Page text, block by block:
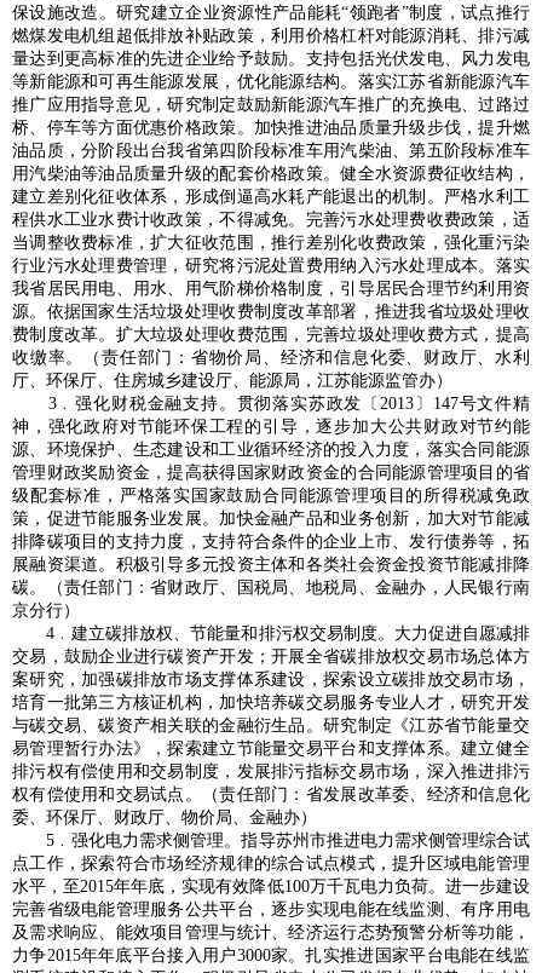
保设施改造。研究建立企业资源性产品能耗“领跑者”制度，试点推行
燃煤发电机组超低排放补贴政策，利用价格杠杆对能源消耗、排污减
量达到更高标准的先进企业给予鼓励。支持包括光伏发电、风力发电
等新能源和可再生能源发展，优化能源结构。落实江苏省新能源汽车
推广应用指导意见，研究制定鼓励新能源汽车推广的充换电、过路过
桥、停车等方面优惠价格政策。加快推进油品质量升级步伐，提升燃
油品质，分阶段出台我省第四阶段标准车用汽柴油、第五阶段标准车
用汽柴油等油品质量升级的配套价格政策。健全水资源费征收结构，
建立差别化征收体系，形成倒逼高水耗产能退出的机制。严格水利工
程供水工业水费计收政策，不得减免。完善污水处理费收费政策，适
当调整收费标准，扩大征收范围，推行差别化收费政策，强化重污染
行业污水处理费管理，研究将污泥处置费用纳入污水处理成本。落实
我省居民用电、用水、用气阶梯价格制度，引导居民合理节约利用资
源。依据国家生活垃圾处理收费制度改革部署，推进我省垃圾处理收
费制度改革。扩大垃圾处理收费范围，完善垃圾处理收费方式，提高
收缴率。（责任部门：省物价局、经济和信息化委、财政厅、水利
厅、环保厅、住房城乡建设厅、能源局，江苏能源监管办）
3﹒强化财税金融支持。贯彻落实苏政发〔2013〕147号文件精
神，强化政府对节能环保工程的引导，逐步加大公共财政对节约能
源、环境保护、生态建设和工业循环经济的投入力度，落实合同能源
管理财政奖励资金，提高获得国家财政资金的合同能源管理项目的省
级配套标准，严格落实国家鼓励合同能源管理项目的所得税减免政
策，促进节能服务业发展。加快金融产品和业务创新，加大对节能减
排降碳项目的支持力度，支持符合条件的企业上市、发行债券等，拓
展融资渠道。积极引导多元投资主体和各类社会资金投资节能减排降
碳。（责任部门：省财政厅、国税局、地税局、金融办，人民银行南
京分行）
4﹒建立碳排放权、节能量和排污权交易制度。大力促进自愿减排
交易，鼓励企业进行碳资产开发；开展全省碳排放权交易市场总体方
案研究，加强碳排放市场支撑体系建设，探索设立碳排放交易市场，
培育一批第三方核证机构，加快培养碳交易服务专业人才，研究开发
与碳交易、碳资产相关联的金融衍生品。研究制定《江苏省节能量交
易管理暂行办法》，探索建立节能量交易平台和支撑体系。建立健全
排污权有偿使用和交易制度，发展排污指标交易市场，深入推进排污
权有偿使用和交易试点。（责任部门：省发展改革委、经济和信息化
委、环保厅、财政厅、物价局、金融办）
5﹒强化电力需求侧管理。指导苏州市推进电力需求侧管理综合试
点工作，探索符合市场经济规律的综合试点模式，提升区域电能管理
水平，至2015年年底，实现有效降低100万千瓦电力负荷。进一步建设
完善省级电能管理服务公共平台，逐步实现电能在线监测、有序用电
及需求响应、能效项目管理与统计、经济运行态势预警分析等功能，
力争2015年年底平台接入用户3000家。扎实推进国家平台电能在线监